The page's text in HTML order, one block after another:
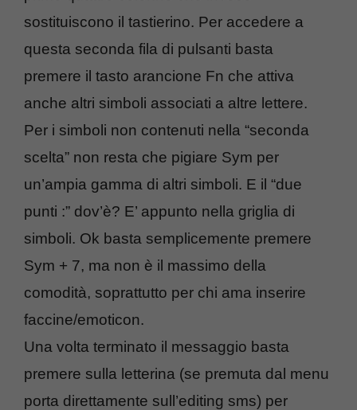
sostituiscono il tastierino. Per accedere a
questa seconda fila di pulsanti basta
premere il tasto arancione Fn che attiva
anche altri simboli associati a altre lettere.
Per i simboli non contenuti nella “seconda
scelta” non resta che pigiare Sym per
un’ampia gamma di altri simboli. E il “due
punti :” dov’è? E’ appunto nella griglia di
simboli. Ok basta semplicemente premere
Sym + 7, ma non è il massimo della
comodità, soprattutto per chi ama inserire
faccine/emoticon.
Una volta terminato il messaggio basta
premere sulla letterina (se premuta dal menu
porta direttamente sull’editing sms) per